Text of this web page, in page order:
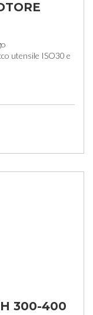
utensile ISO30 e
300-400